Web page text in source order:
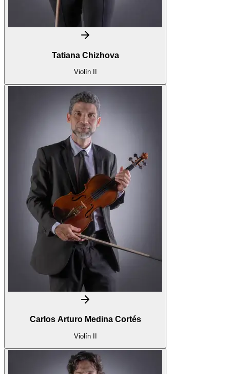
Tatiana Chizhova
Violín II
Carlos Arturo Medina Cortés
Violín II